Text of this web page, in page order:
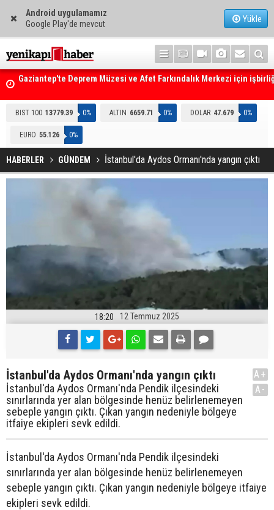
Android uygulamamız
Google Play'de mevcut
Yükle
Resmi Gazete'de Bugün
BIST 100 13779.39 0% ALTIN 6659.71 0% DOLAR 47.679 0%
EURO 55.126 0%
HABERLER GÜNDEM İstanbul'da Aydos Ormanı'nda yangın çıktı
18:20 12 Temmuz 2025
İstanbul'da Aydos Ormanı'nda yangın çıktı
İstanbul'da Aydos Ormanı'nda Pendik ilçesindeki
sınırlarında yer alan bölgesinde henüz belirlenemeyen
sebeple yangın çıktı. Çıkan yangın nedeniyle bölgeye
itfaiye ekipleri sevk edildi.
A+
A-
İstanbul'da Aydos Ormanı'nda Pendik ilçesindeki
sınırlarında yer alan bölgesinde henüz belirlenemeyen
sebeple yangın çıktı. Çıkan yangın nedeniyle bölgeye itfaiye
ekipleri sevk edildi.